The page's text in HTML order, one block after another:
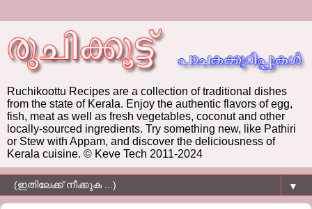
Ruchikoottu Recipes are a collection of traditional dishes
from the state of Kerala. Enjoy the authentic flavors of egg,
fish, meat as well as fresh vegetables, coconut and other
locally-sourced ingredients. Try something new, like Pathiri
or Stew with Appam, and discover the deliciousness of
Kerala cuisine. © Keve Tech 2011-2024
▼